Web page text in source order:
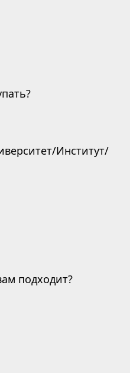
Институт/
подходит?